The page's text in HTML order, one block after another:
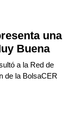
una
Buena
a la Red de
de la BolsaCER